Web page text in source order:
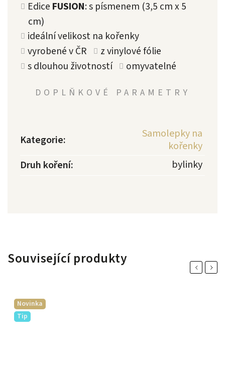
Edice FUSION: s písmenem (3,5 cm x 5
cm)
ideální velikost na kořenky
vyrobené v ČR
z vinylové fólie
s dlouhou životností
omyvatelné
DOPLŇKOVÉ PARAMETRY
Kategorie:
Samolepky na
kořenky
Druh koření: bylinky
Související produkty Previous
Novinka
Tip
Next